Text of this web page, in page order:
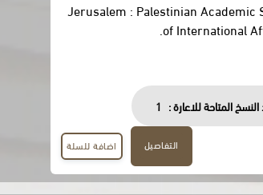
Jerusalem : Palestinian Academic
of International
المتاحة للاعارة : 1
التفاصيل اضافة للسلة